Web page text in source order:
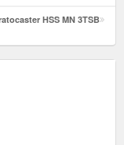
HSS MN 3TSB